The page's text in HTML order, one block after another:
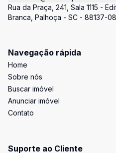
Rua da Praça, 241, Sala 1115 -
Branca, Palhoça - SC - 88137-
Navegação rápida
Home
Sobre nós
Buscar imóvel
Anunciar imóvel
Contato
Suporte ao Cliente